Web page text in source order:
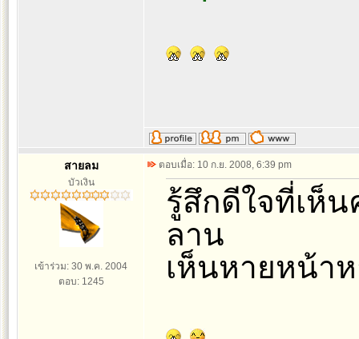
สายลม
บัวเงิน
เข้าร่วม: 30 พ.ค. 2004
ตอบ: 1245
ตอบเมื่อ: 10 ก.ย. 2008, 6:39 pm
รู้สึกดีใจที่เห็
ลาน
เห็นหายหน้า